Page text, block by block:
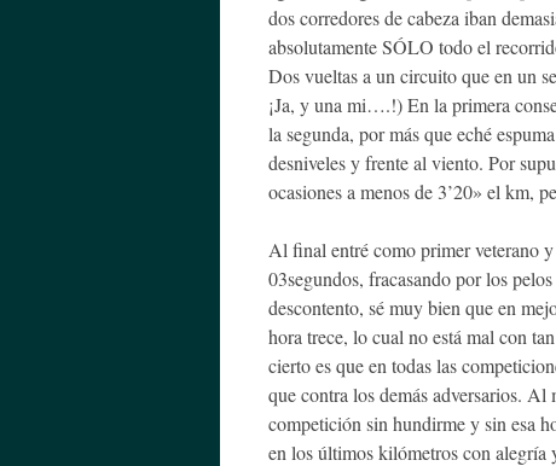
dos corredores de cabeza iban
absolutamente SÓLO todo el
Dos vueltas a un circuito que en un
¡Ja, y una mi….!) En la primera
la segunda, por más que eché
desniveles y frente al viento. Por
ocasiones a menos de 3’20» el km,
Al final entré como primer veterano
03segundos, fracasando por los
descontento, sé muy bien que en
hora trece, lo cual no está mal con
cierto es que en todas las
que contra los demás adversarios.
competición sin hundirme y sin esa
en los últimos kilómetros con alegría